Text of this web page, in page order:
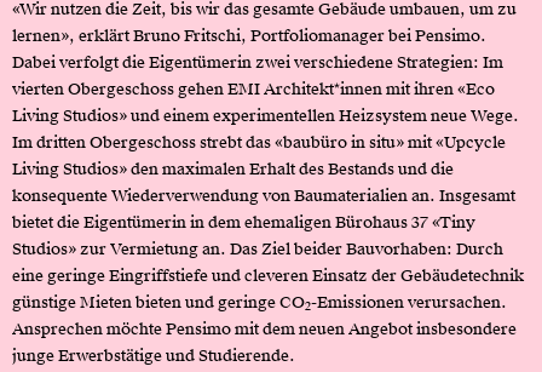
«Wir nutzen die Zeit, bis wir das gesamte Gebäude umbauen, um zu
lernen», erklärt Bruno Fritschi, Portfoliomanager bei Pensimo.
Dabei verfolgt die Eigentümerin zwei verschiedene Strategien: Im
vierten Obergeschoss gehen EMI Architekt*innen mit ihren «Eco
Living Studios» und einem experimentellen Heizsystem neue Wege.
Im dritten Obergeschoss strebt das «baubüro in situ» mit «Upcycle
Living Studios» den maximalen Erhalt des Bestands und die
konsequente Wiederverwendung von Baumaterialien an. Insgesamt
bietet die Eigentümerin in dem ehemaligen Bürohaus 37 «Tiny
Studios» zur Vermietung an. Das Ziel beider Bauvorhaben: Durch
eine geringe Eingriffstiefe und cleveren Einsatz der Gebäudetechnik
günstige Mieten bieten und geringe CO2-Emissionen verursachen.
Ansprechen möchte Pensimo mit dem neuen Angebot insbesondere
junge Erwerbstätige und Studierende.